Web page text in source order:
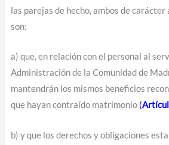
las parejas de hecho, ambos de
son:
a) que, en relación con el personal al
Administración de la Comunidad de
mantendrán los mismos beneficios
que hayan contraído matrimonio(
b) y que los derechos y obligaciones